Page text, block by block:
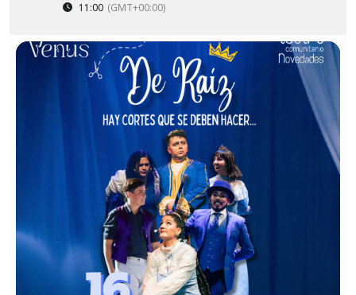
11:00 (GMT+00:00)